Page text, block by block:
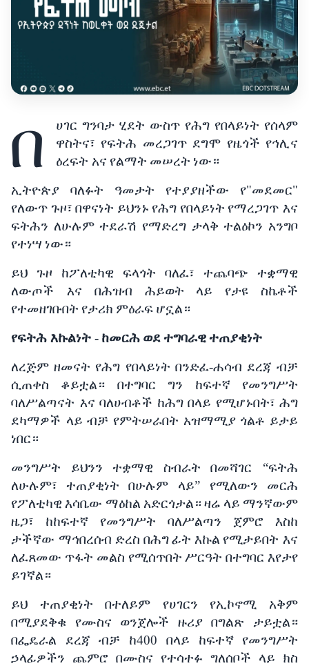
በ ሀገር ግንባታ ሂደት ውስጥ የሕግ የበላይነት የሰላም
ዋስትና፣ የፍትሕ መረጋገጥ ደግሞ የዜጎች የኅሊና
ዕረፍት አና የልማት መሠረት ነው።
ኢትዮጵያ
ባለፉት ዓመታት የተያያዘችው የ"መደመር"
የለውጥ ጉዞ፣ በዋናነት ይህንኑ የሕግ የበላይነት የማረጋገጥ እና
ፍትሕን ለሁሉም ተደራሽ የማድረግ ታላቅ ተልዕኮን አንግቦ
የተነሣ ነው።
ይህ
ጉዞ ከፖለቲካዊ ፍላጎት ባለፈ፣ ተጨባጭ
ተቋማዊ
ለውጦች እና
በሕዝብ ሕይወት ላይ የታዩ
ስኬቶች
የተመዘገቡበት የታሪክ ምዕራፍ ሆኗል።
የፍትሕ እኩልነት - ከመርሕ ወደተግባራዊተጠያቂነት
ለረጅም ዘመናት የሕግ የበላይነት በንድፈ-ሐሳብ ደረጃ ብቻ
ሲጠቀስ
ቆይቷል። በተግባር ግን ከፍተኛ
የመንግሥት
ባለሥልጣናት እና ባለሀብቶች ከሕግ በላይ የሚሆኑበት፣ ሕግ
ደካማዎች ላይ ብቻ የምትሠራበት አዝማሚያ ጎልቶ ይታይ
ነበር።
መንግሥት
ይህንን ተቋማዊ ስብራት በመሻገር “ፍትሕ
ለሁሉም፣
ተጠያቂነት በሁሉም ላይ” የሚለውን
መርሕ
የፖለቲካዊ እሳቤው ማዕከል አድርጎታል። ዛሬ ላይ ማንኛውም
ዜጋ፣
ከከፍተኛ የመንግሥት ባለሥልጣን ጀምሮ
እስከ
ታችኛው ማኅበረሰብ ድረስ በሕግ ፊት እኩል የሚታይበት እና
ለፈጸመው ጥፋት መልስ የሚሰጥበት ሥርዓት በተግባር እየታየ
ይገኛል።
ይህ
ተጠያቂነት በተለይም የሀገርን የኢኮኖሚ
አቅም
በሚያደቅቁ
የሙስና ወንጀሎች ዙሪያ በግልጽ
ታይቷል።
በፌዴራል
ደረጃ ብቻ ከ400 በላይ ከፍተኛ
የመንግሥት
ኃላፊዎችን
ጨምሮ በሙስና የተሳተፉ ግለሰቦች ላይ
ክስ